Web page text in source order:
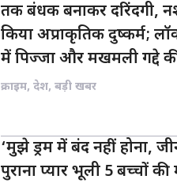
तक बंधक बनाकर दरिंदगी,
किया अप्राकृतिक दुष्कर्म;
में पिज्जा और मखमली गद्दे
क्राइम, देश, बड़ी खबर
‘मुझे ड्रम में बंद नहीं होना,
पुराना प्यार भूली 5 बच्चों